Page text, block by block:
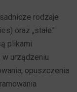
rodzaje
oraz „stałe”
plikami
urządzeniu
opuszczenia